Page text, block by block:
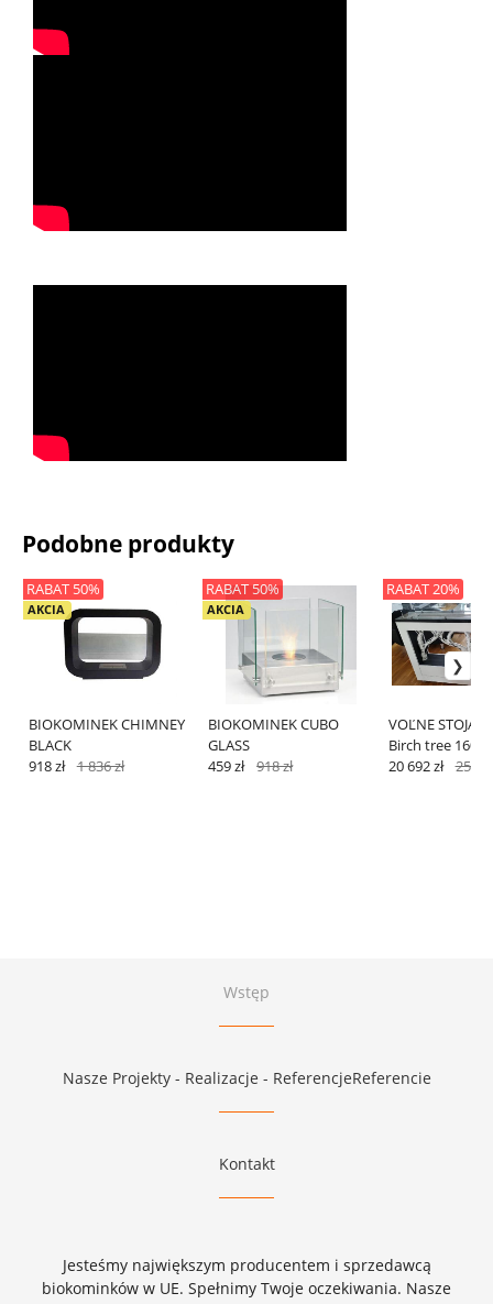
Podobne produkty
BIOKOMINEK CHIMNEY
BLACK
AKCIA
RABAT 50%
918 zł 1 836 zł
BIOKOMINEK CUBO
GLASS
AKCIA
RABAT 50%
459 zł 918 zł
VOĽNE STOJACI
Birch tree 160
RABAT 20%
20 692 zł 25
Wstęp
Nasze Projekty - Realizacje - ReferencjeReferencie
Kontakt
Jesteśmy największym producentem i sprzedawcą
biokominków w UE. Spełnimy Twoje oczekiwania. Nasze